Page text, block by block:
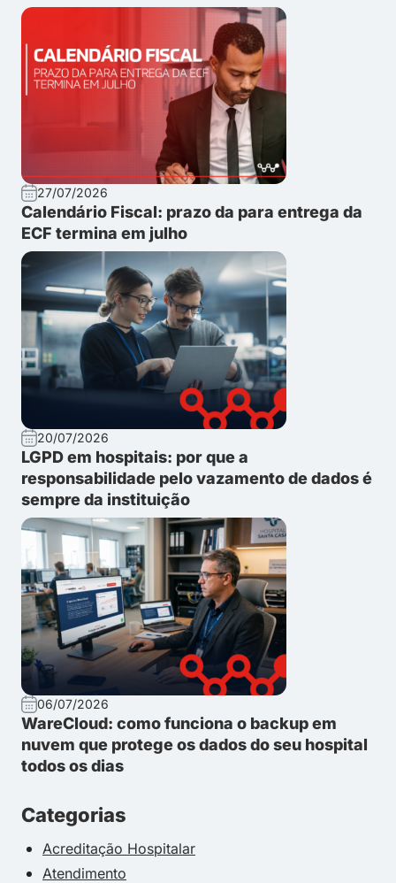
27/07/2026
Calendário Fiscal: prazo da para entrega da
ECF termina em julho
20/07/2026
LGPD em hospitais: por que a
responsabilidade pelo vazamento de dados é
sempre da instituição
06/07/2026
WareCloud: como funciona o backup em
nuvem que protege os dados do seu hospital
todos os dias
Categorias
Acreditação Hospitalar
Atendimento